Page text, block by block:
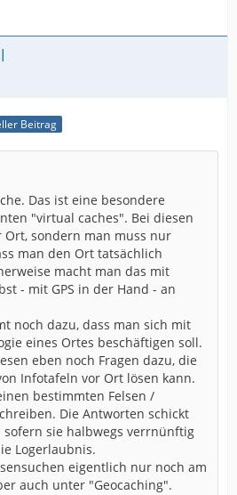
Beitrag
Das ist eine besondere
"virtual caches". Bei diesen
Ort, sondern man muss nur
man den Ort tatsächlich
macht man das mit
- mit GPS in der Hand - an
noch dazu, dass man sich mit
eines Ortes beschäftigen soll.
eben noch Fragen dazu, die
Infotafeln vor Ort lösen kann.
bestimmten Felsen /
Die Antworten schickt
sie halbwegs verrnünftig
Logerlaubnis.
eigentlich nur noch am
auch unter "Geocaching".